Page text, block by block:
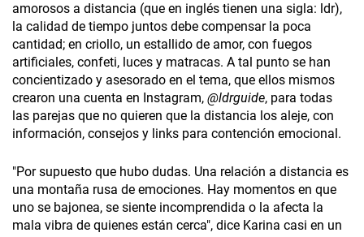
amorosos a distancia (que en inglés tienen una sigla: ldr),
la calidad de tiempo juntos debe compensar la poca
cantidad; en criollo, un estallido de amor, con fuegos
artificiales, confeti, luces y matracas. A tal punto se han
concientizado y asesorado en el tema, que ellos mismos
crearon una cuenta en Instagram, @ldrguide, para todas
las parejas que no quieren que la distancia los aleje, con
información, consejos y links para contención emocional.
"Por supuesto que hubo dudas. Una relación a distancia es
una montaña rusa de emociones. Hay momentos en que
uno se bajonea, se siente incomprendida o la afecta la
mala vibra de quienes están cerca", dice Karina casi en un